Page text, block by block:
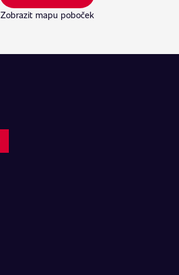
Zobrazit mapu poboček